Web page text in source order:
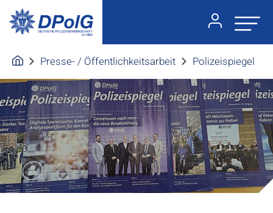
Presse- / Öffentlichkeitsarbeit Polizeispiegel